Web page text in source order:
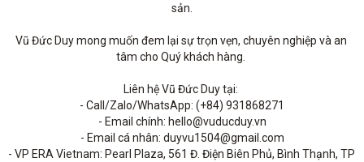
sản.
Vũ Đức Duy mong muốn đem lại sự trọn vẹn, chuyên nghiệp và an
tâm cho Quý khách hàng.
Liên hệ Vũ Đức Duy tại:
- Call/Zalo/WhatsApp: (+84) 931868271
- Email chính: hello@vuducduy.vn
- Email cá nhân: duyvu1504@gmail.com
- VP ERA Vietnam: Pearl Plaza, 561 Đ. Điện Biên Phủ, Bình Thạnh, TP